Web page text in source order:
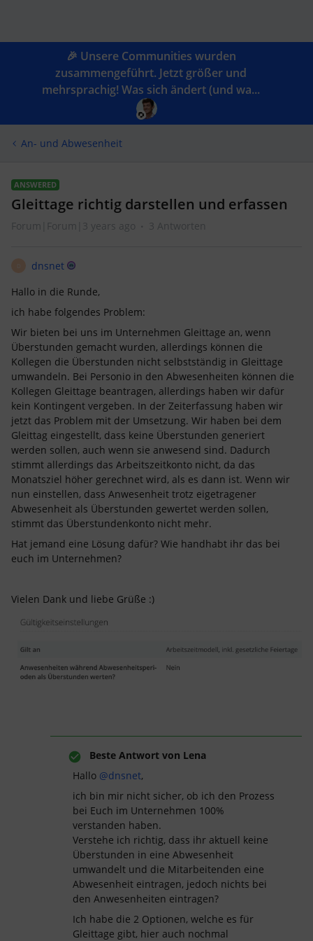
🎉 Unsere Communities wurden
zusammengeführt. Jetzt größer und
mehrsprachig! Was sich ändert (und wa...
An- und Abwesenheit
ANSWERED
Gleittage richtig darstellen und erfassen
Forum|Forum|3 years ago 3 Antworten
dnsnet
Hallo in die Runde,
ich habe folgendes Problem:
Wir bieten bei uns im Unternehmen Gleittage an, wenn
Überstunden gemacht wurden, allerdings können die
Kollegen die Überstunden nicht selbstständig in Gleittage
umwandeln. Bei Personio in den Abwesenheiten können die
Kollegen Gleittage beantragen, allerdings haben wir dafür
kein Kontingent vergeben. In der Zeiterfassung haben wir
jetzt das Problem mit der Umsetzung. Wir haben bei dem
Gleittag eingestellt, dass keine Überstunden generiert
werden sollen, auch wenn sie anwesend sind. Dadurch
stimmt allerdings das Arbeitszeitkonto nicht, da das
Monatsziel höher gerechnet wird, als es dann ist. Wenn wir
nun einstellen, dass Anwesenheit trotz eigetragener
Abwesenheit als Überstunden gewertet werden sollen,
stimmt das Überstundenkonto nicht mehr.
Hat jemand eine Lösung dafür? Wie handhabt ihr das bei
euch im Unternehmen?
Vielen Dank und liebe Grüße :)
Beste Antwort von Lena
Hallo @dnsnet,
ich bin mir nicht sicher, ob ich den Prozess
bei Euch im Unternehmen 100%
verstanden haben.
Verstehe ich richtig, dass ihr aktuell keine
Überstunden in eine Abwesenheit
umwandelt und die Mitarbeitenden eine
Abwesenheit eintragen, jedoch nichts bei
den Anwesenheiten eintragen?
Ich habe die 2 Optionen, welche es für
Gleittage gibt, hier auch nochmal